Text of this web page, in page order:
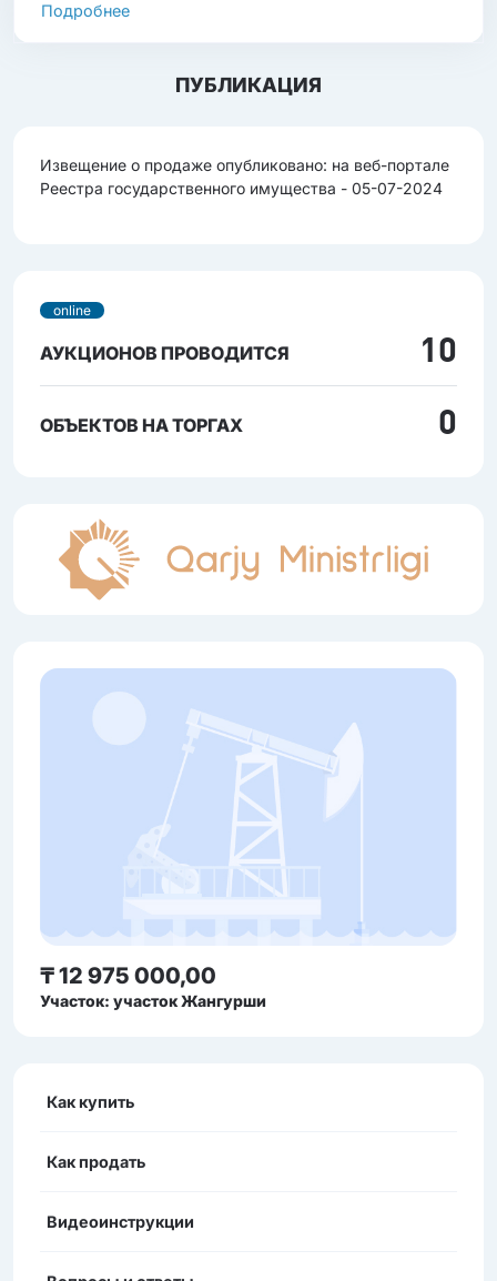
Подробнее
ПУБЛИКАЦИЯ
Извещение о продаже опубликовано: на веб-портале
Реестра государственного имущества - 05-07-2024
online
АУКЦИОНОВ ПРОВОДИТСЯ 10
ОБЪЕКТОВ НА ТОРГАХ 0
₸ 12 975 000,00
Участок: участок Жангурши
Как купить
Как продать
Видеоинструкции